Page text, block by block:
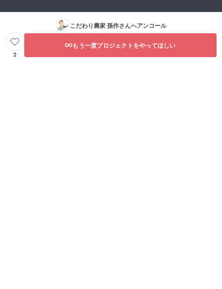
こだわり農家 孫作さんへアンコール
2
もう一度プロジェクトをやってほしい